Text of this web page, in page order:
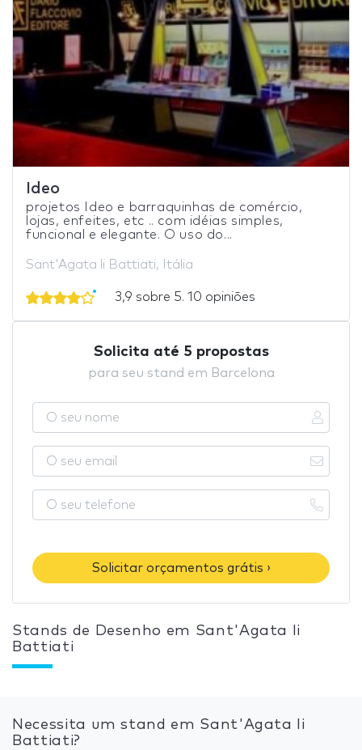
Ideo
projetos Ideo e barraquinhas de comércio,
lojas, enfeites, etc .. com idéias simples,
funcional e elegante. O uso do...
Sant'Agata li Battiati, Itália
3,9 sobre 5. 10 opiniões
Solicita até 5 propostas
para seu stand em Barcelona
Solicitar orçamentos grátis ›
Stands de Desenho em Sant'Agata li
Battiati
Necessita um stand em Sant'Agata li
Battiati?